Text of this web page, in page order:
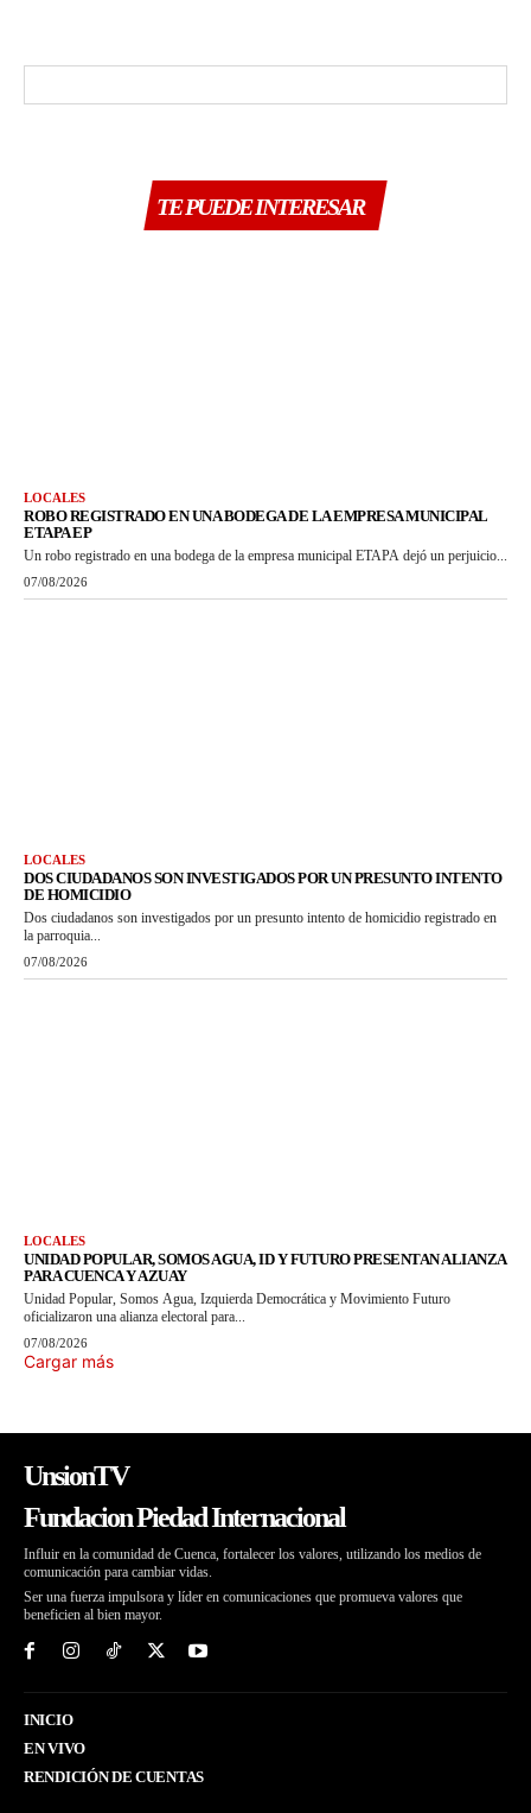
TE PUEDE INTERESAR
LOCALES
ROBO REGISTRADO EN UNA BODEGA DE LA EMPRESA MUNICIPAL
ETAPA EP
Un robo registrado en una bodega de la empresa municipal ETAPA dejó un perjuicio...
07/08/2026
LOCALES
DOS CIUDADANOS SON INVESTIGADOS POR UN PRESUNTO INTENTO
DE HOMICIDIO
Dos ciudadanos son investigados por un presunto intento de homicidio registrado en
la parroquia...
07/08/2026
LOCALES
UNIDAD POPULAR, SOMOS AGUA, ID Y FUTURO PRESENTAN ALIANZA
PARA CUENCA Y AZUAY
Unidad Popular, Somos Agua, Izquierda Democrática y Movimiento Futuro
oficializaron una alianza electoral para...
07/08/2026
Cargar más
UnsionTV
Fundacion Piedad Internacional
Influir en la comunidad de Cuenca, fortalecer los valores, utilizando los medios de
comunicación para cambiar vidas.
Ser una fuerza impulsora y líder en comunicaciones que promueva valores que
beneficien al bien mayor.
INICIO
EN VIVO
RENDICIÓN DE CUENTAS